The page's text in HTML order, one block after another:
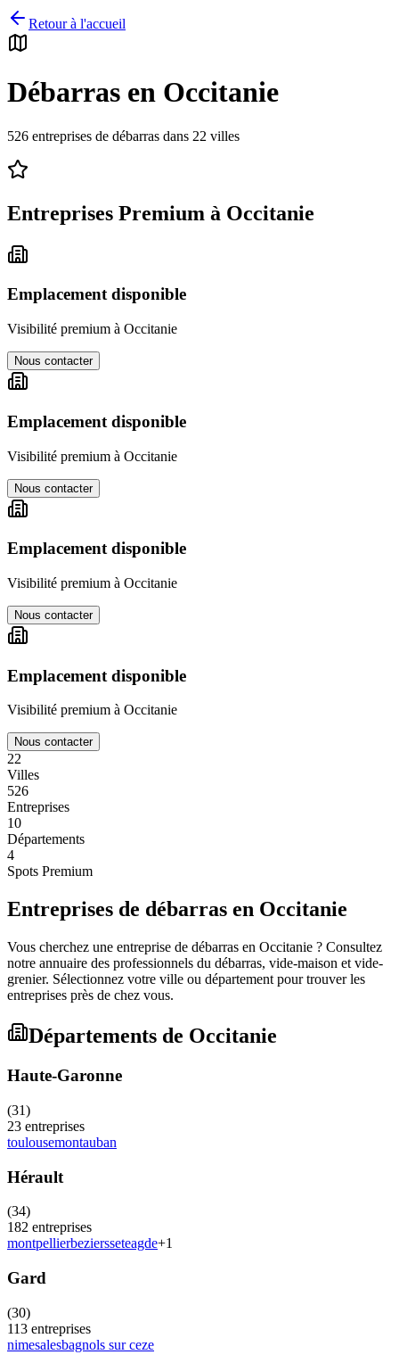
Retour à l'accueil
Débarras en Occitanie
526 entreprises de débarras dans 22 villes
Entreprises Premium à Occitanie
Emplacement disponible
Visibilité premium à Occitanie
Nous contacter
Emplacement disponible
Visibilité premium à Occitanie
Nous contacter
Emplacement disponible
Visibilité premium à Occitanie
Nous contacter
Emplacement disponible
Visibilité premium à Occitanie
Nous contacter
22
Villes
526
Entreprises
10
Départements
4
Spots Premium
Entreprises de débarras en Occitanie
Vous cherchez une entreprise de débarras en Occitanie ? Consultez
notre annuaire des professionnels du débarras, vide-maison et vide-
grenier. Sélectionnez votre ville ou département pour trouver les
entreprises près de chez vous.
Départements de Occitanie
Haute-Garonne
(31)
23 entreprises
toulousemontauban
Hérault
(34)
182 entreprises
montpellierbeziersseteagde+1
Gard
(30)
113 entreprises
nimesalesbagnols sur ceze